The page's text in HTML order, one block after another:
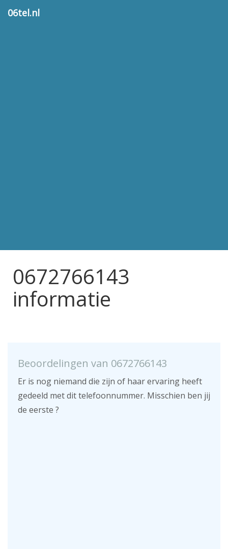
06tel.nl
0672766143
informatie
Beoordelingen van 0672766143
Er is nog niemand die zijn of haar ervaring heeft
gedeeld met dit telefoonnummer. Misschien ben jij
de eerste ?